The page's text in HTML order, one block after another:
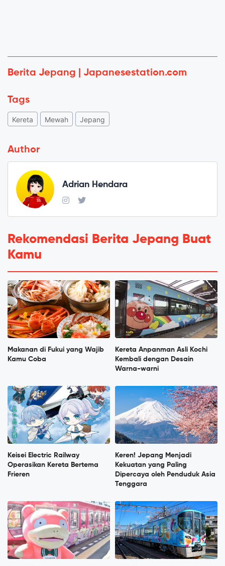
Berita Jepang | Japanesestation.com
Tags
Kereta Mewah Jepang
Author
Adrian Hendara
Rekomendasi Berita Jepang Buat
Kamu
Makanan di Fukui yang Wajib
Kamu Coba
Kereta Anpanman Asli Kochi
Kembali dengan Desain
Warna-warni
Keisei Electric Railway
Operasikan Kereta Bertema
Frieren
Keren! Jepang Menjadi
Kekuatan yang Paling
Dipercaya oleh Penduduk Asia
Tenggara